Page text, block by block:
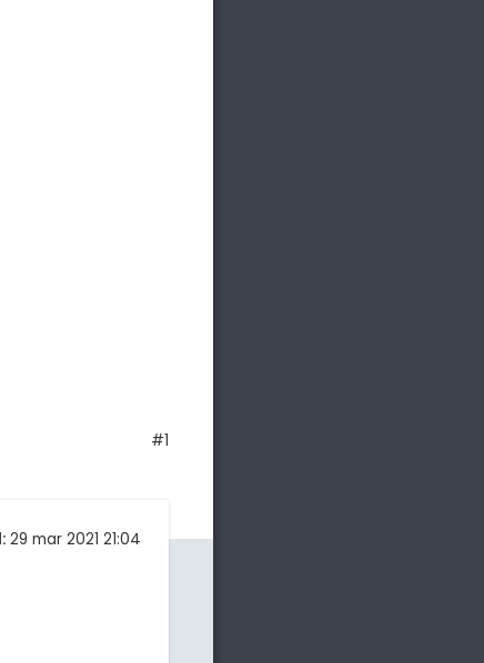
#1
29 mar 2021 21:04